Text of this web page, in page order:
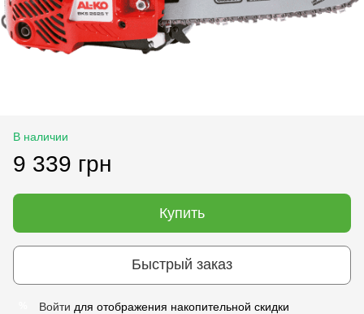
В наличии
9 339 грн
Купить
Быстрый заказ
Войти для отображения накопительной скидки